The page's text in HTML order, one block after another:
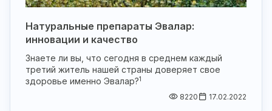
Натуральные препараты Эвалар:
инновации и качество
Знаете ли вы, что сегодня в среднем каждый
третий житель нашей страны доверяет свое
здоровье именно Эвалар?1
8220 17.02.2022